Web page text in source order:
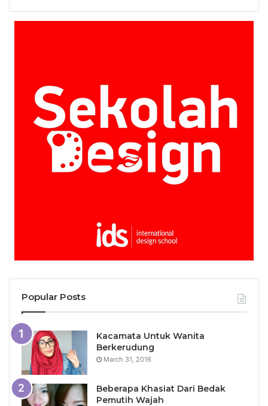
Popular Posts
Kacamata Untuk Wanita
Berkerudung
March 31, 2016
Beberapa Khasiat Dari Bedak
Pemutih Wajah